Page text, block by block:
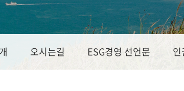
오시는길 ESG경영 선언문